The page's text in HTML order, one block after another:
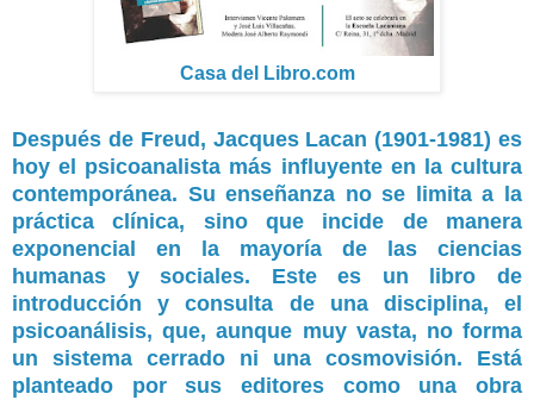
Casa del Libro.com
Después de Freud, Jacques Lacan (1901-1981) es
hoy el psicoanalista más influyente en la cultura
contemporánea. Su enseñanza no se limita a la
práctica clínica, sino que incide de manera
exponencial en la mayoría de las ciencias
humanas y sociales. Este es un libro de
introducción y consulta de una disciplina, el
psicoanálisis, que, aunque muy vasta, no forma
un sistema cerrado ni una cosmovisión. Está
planteado por sus editores como una obra